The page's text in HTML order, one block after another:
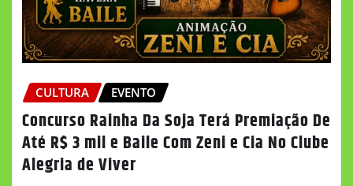
CULTURA EVENTO
Concurso Rainha Da Soja Terá Premiação De
Até R$ 3 mil e Baile Com Zeni e Cia No Clube
Alegria de Viver